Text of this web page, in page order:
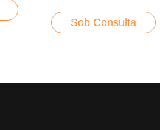
Sob Consulta